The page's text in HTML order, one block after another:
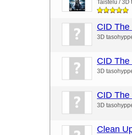
Taistelu / 3D
CID
3D
CID
3D
CID
3D
Clean